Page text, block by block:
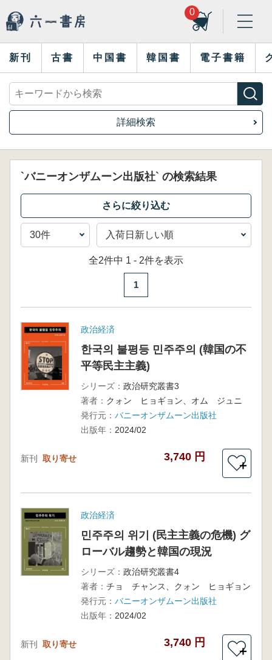
0
新刊 古書 中国書 韓国書 電子書籍
詳細検索
`バニーオンザムーン出版社` の検索結果
全2件中 1 - 2件を表示
1
政治経済
한국의 불평등 민주주의 (韓国の不
平等民主主義)
シリーズ： 政治研究叢書3
著者： クォン ヒョギョン、オム ジュニ
発行元： バニーオンザムーン出版社
出版年： 2024/02
新刊 取り寄せ 3,740 円
＋
政治経済
민주주의 위기 (民主主義の危機) グ
ローバル趨勢と韓国の現況
シリーズ： 政治研究叢書4
著者： チョ チャンス、クォン ヒョギョン
発行元： バニーオンザムーン出版社
出版年： 2024/02
新刊 取り寄せ 3,740 円
＋